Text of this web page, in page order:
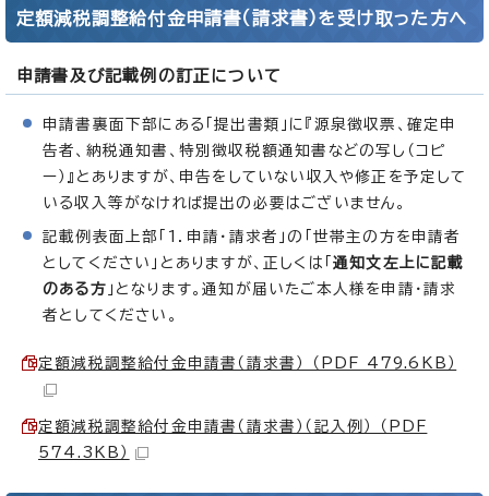
定額減税調整給付金申請書（請求書）を受け取った方へ
申請書及び記載例の訂正について
申請書裏面下部にある「提出書類」に『源泉徴収票、確定申
告者、納税通知書、特別徴収税額通知書などの写し（コピ
ー）』とありますが、申告をしていない収入や修正を予定して
いる収入等がなければ提出の必要はございません。
記載例表面上部「1．申請・請求者」の「世帯主の方を申請者
としてください」とありますが、正しくは「 通知文左上に記載
のある方 」となります。通知が届いたご本人様を申請・請求
者としてください。
定額減税調整給付金申請書（請求書） （PDF 479.6KB）
定額減税調整給付金申請書（請求書）（記入例） （PDF
574.3KB）